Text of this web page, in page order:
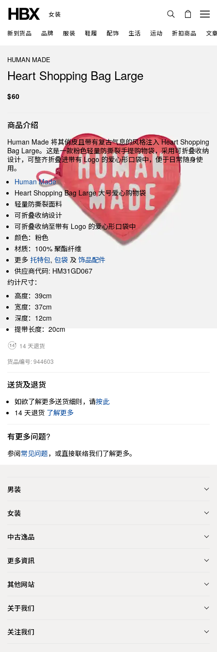
女装
新到货品 品牌 服装 鞋履 配饰 生活 运动 折扣商品 文
HUMAN MADE
Heart Shopping Bag Large
$60
商品介绍
Human Made 将其俏皮且带有复古气息的风格注入 Heart Shopping
Bag Large。这是一款粉色轻量防撕裂手提购物袋，采用可折叠收纳
设计，可整齐折叠进带有 Logo 的爱心形口袋中，便于日常随身使
用。
Human Made
Heart Shopping Bag Large 大号爱心购物袋
轻量防撕裂面料
可折叠收纳设计
可折叠收纳至带有 Logo 的爱心形口袋中
颜色：粉色
材质：100% 聚酯纤维
更多 托特包, 包袋 及 饰品配件
供应商代码: HM31GD067
约计尺寸：
高度：39cm
宽度：37cm
深度：12cm
提带长度：20cm
14 天退货
货品编号: 944603
送货及退货
如欲了解更多送货细则，请按此
14 天退货 了解更多
有更多问题?
参阅常见问题，或直接联络我们了解更多。
男装
女装
中古逸品
更多資訊
其他网站
关于我们
关注我们